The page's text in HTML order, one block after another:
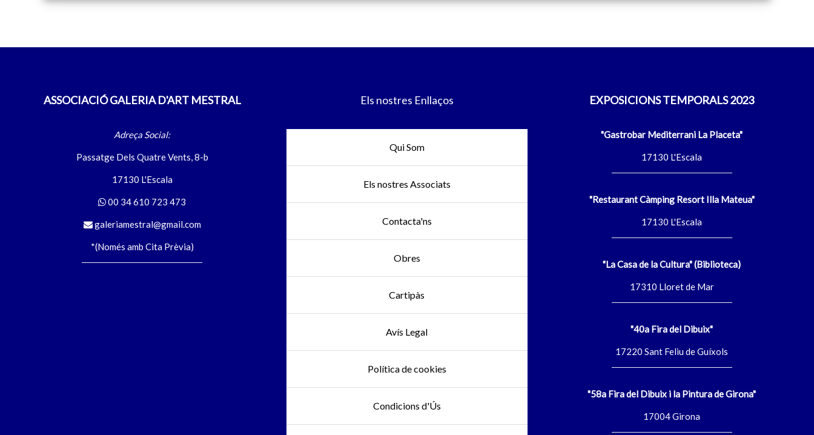
ASSOCIACIÓ GALERIA D'ART MESTRAL
Adreça Social:
Passatge Dels Quatre Vents, 8-b
17130 L'Escala
00 34 610 723 473
galeriamestral@gmail.com
*(Només amb Cita Prèvia)
Els nostres Enllaços
Qui Som
Els nostres Associats
Contacta'ns
Obres
Cartipàs
Avís Legal
Política de cookies
Condicions d'Ús
EXPOSICIONS TEMPORALS 2023
"Gastrobar Mediterrani La Placeta"
17130 L'Escala
"Restaurant Càmping Resort Illa Mateua"
17130 L'Escala
"La Casa de la Cultura" (Biblioteca)
17310 Lloret de Mar
"40a Fira del Dibuix"
17220 Sant Feliu de Guíxols
"58a Fira del Dibuix i la Pintura de Girona"
17004 Girona